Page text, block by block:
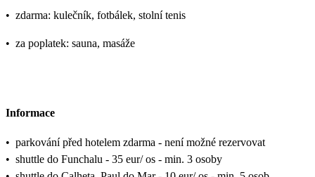
• zdarma: kulečník, fotbálek, stolní tenis
• za poplatek: sauna, masáže
Informace
• parkování před hotelem zdarma - není možné rezervovat
• shuttle do Funchalu - 35 eur/ os - min. 3 osoby